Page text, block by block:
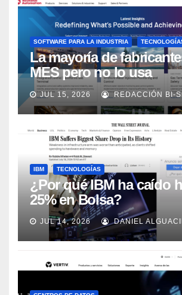
SOFTWARE PARA LA INDUSTRIA
La mayoría de
MES pero no lo usa
adecuadamente, según
Automation
JUL 15, 2026 REDACCIÓN BI-
IBM TECNOLOGÍAS
¿Por qué IBM ha caído
25% en Bolsa?
JUL 14, 2026 DANIEL ALGUACIL